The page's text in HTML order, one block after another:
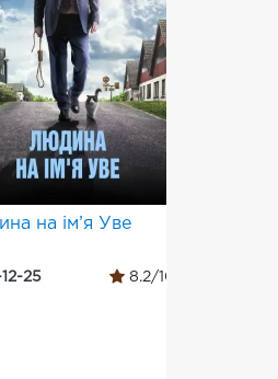
на ім’я Уве
25 8.2/10